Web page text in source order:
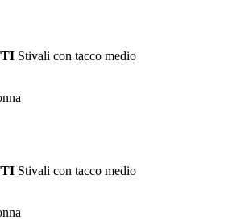
Stivali con tacco medio
Stivali con tacco medio